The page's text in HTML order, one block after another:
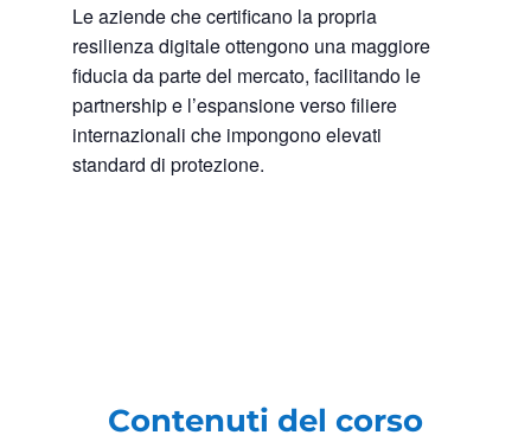
Le aziende che certificano la propria
resilienza digitale ottengono una maggiore
fiducia da parte del mercato, facilitando le
partnership e l’espansione verso filiere
internazionali che impongono elevati
standard di protezione.
Contenuti del corso